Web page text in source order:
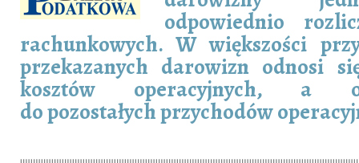
odpowiednio
rachunkowych. W większości
przekazanych darowizn odnosi
kosztów operacyjnych, a
do pozostałych przychodów